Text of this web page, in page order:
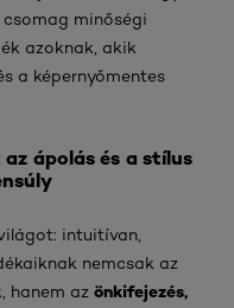
minőségi
azoknak, akik
a képernyőmentes
ápolás és a stílus
intuitívan,
nemcsak az
hanem az önkifejezés,